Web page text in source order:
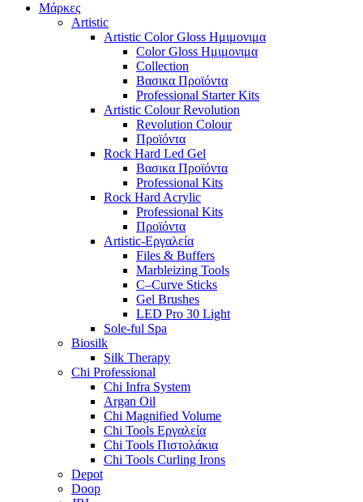
Μάρκες
Artistic
Artistic Color Gloss Ημιμονιμα
Color Gloss Ημιμονιμα
Collection
Βασικα Προϊόντα
Professional Starter Kits
Artistic Colour Revolution
Revolution Colour
Προϊόντα
Rock Hard Led Gel
Βασικα Προϊόντα
Professional Kits
Rock Hard Acrylic
Professional Kits
Προϊόντα
Artistic-Εργαλεία
Files & Buffers
Marbleizing Tools
C–Curve Sticks
Gel Brushes
LED Pro 30 Light
Sole-ful Spa
Biosilk
Silk Therapy
Chi Professional
Chi Infra System
Argan Oil
Chi Magnified Volume
Chi Tools Εργαλεία
Chi Tools Πιστολάκια
Chi Tools Curling Irons
Depot
Doop